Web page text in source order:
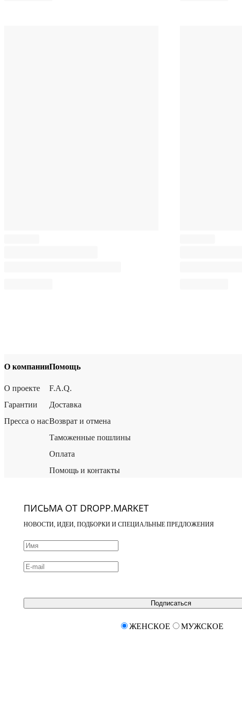
О компании
О проекте
Гарантии
Пресса о нас
Помощь
F.A.Q.
Доставка
Возврат и отмена
Таможенные пошлины
Оплата
Помощь и контакты
ПИСЬМА ОТ DROPP.MARKET
НОВОСТИ, ИДЕИ, ПОДБОРКИ И СПЕЦИАЛЬНЫЕ ПРЕДЛОЖЕНИЯ
Подписаться
ЖЕНСКОЕ МУЖСКОЕ